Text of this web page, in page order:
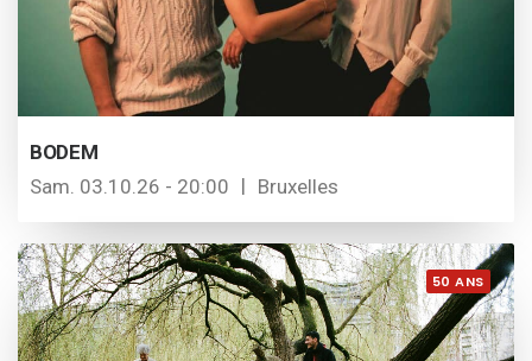
BODEM
Sam. 03.10.26 - 20:00
Bruxelles
50 ANS